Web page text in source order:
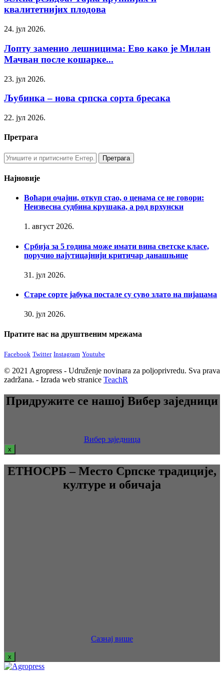
квалитетнијих плодова
24. јул 2026.
Лопту заменио лешницима: Ево како је Милан
Мачван после кошарке...
23. јул 2026.
Љубинка – нова српска сорта бресака
22. јул 2026.
Претрага
Најновије
Воћари очајни, откуп стао, о ценама се не говори:
Неизвесна судбина крушака, а род врхунски
1. август 2026.
Србија за 5 година може имати вина светске класе,
поручио најутицајнији критичар данашњице
31. јул 2026.
Старе сорте јабука постале су суво злато на пијацама
30. јул 2026.
Пратите нас на друштвеним мрежама
Facebook Twitter Instagram Youtube
© 2021 Agropress - Udruženje novinara za poljoprivredu. Sva prava
zadržana. - Izrada web stranice TeachR
Придружите се нашој Вибер заједници
Вибер заједница
x
ЕТНОСРБ – Место Српске традиције,
културе и обичаја
Сазнај више
x